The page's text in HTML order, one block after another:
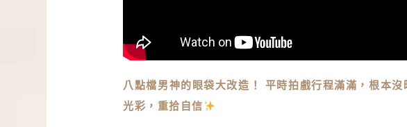
八點檔男神的眼袋大改造！ 平時拍戲行程滿滿，根本
光彩，重拾自信